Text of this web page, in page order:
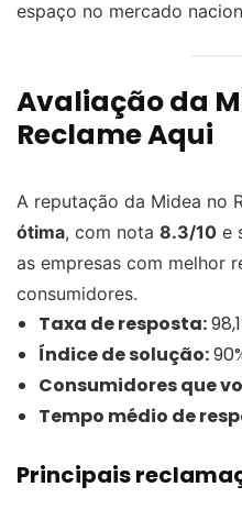
espaço no mercado
Avaliação da
Reclame Aqui
A reputação da Midea no
ótima, com nota 8.3/10 e
as empresas com melhor
consumidores.
Taxa de resposta:
Índice de solução:
Consumidores que
Tempo médio de
Principais